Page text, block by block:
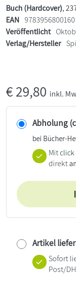
Buch (Hardcover),
EAN 9783956800160
Veröffentlicht
Verlag/Hersteller
€29,80 inkl.
Abholung
bei Bücher-
Mitclick
direkt
Artikel
Sofort
Post/